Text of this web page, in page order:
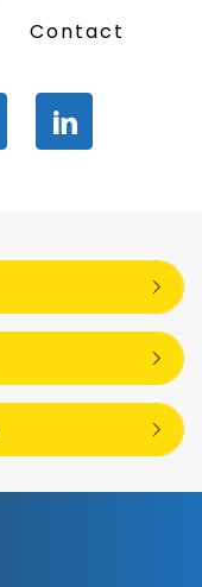
Contact